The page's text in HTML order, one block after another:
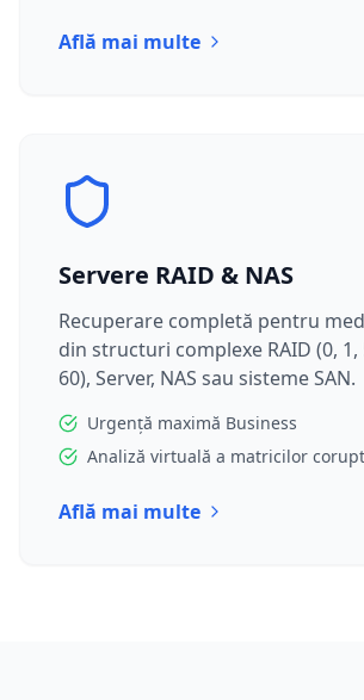
Află mai multe
Servere RAID & NAS
Recuperare completă pentru
din structuri complexe RAID (0, 1,
60), Server, NAS sau sisteme SAN.
Urgență maximă Business
Analiză virtuală a matricilor
Află mai multe